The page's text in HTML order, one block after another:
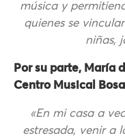
música y
quienes se
niñas,
Por su parte, María
Centro Musical
«En mi casa a
estresada, venir a